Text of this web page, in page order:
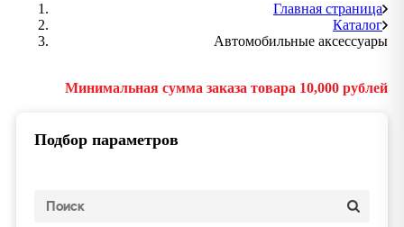
Главная страница
Каталог
Автомобильные аксессуары
Минимальная сумма заказа товара 10,000 рублей
Подбор параметров